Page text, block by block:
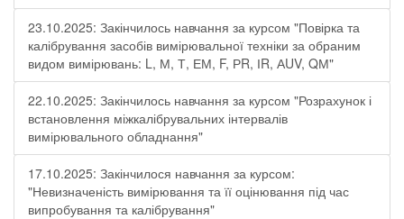
23.10.2025: Закінчилось навчання за курсом "Повірка та
калібрування засобів вимірювальної техніки за обраним
видом вимірювань: L, М, Т, ЕМ, F, РR, ІR, АUV, QМ"
22.10.2025: Закінчилось навчання за курсом "Розрахунок і
встановлення міжкалібрувальних інтервалів
вимірювального обладнання"
17.10.2025: Закінчилося навчання за курсом:
"Невизначеність вимірювання та її оцінювання під час
випробування та калібрування"